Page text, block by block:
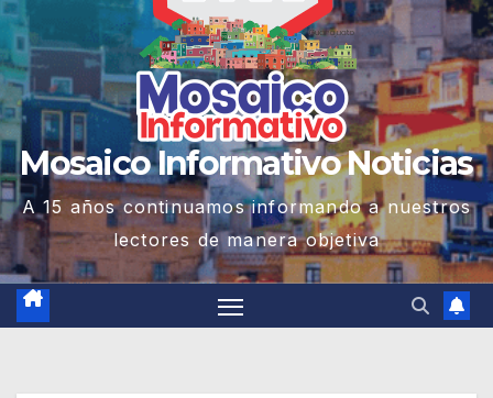
Mosaico Informativo Noticias
A 15 años continuamos informando a nuestros
lectores de manera objetiva